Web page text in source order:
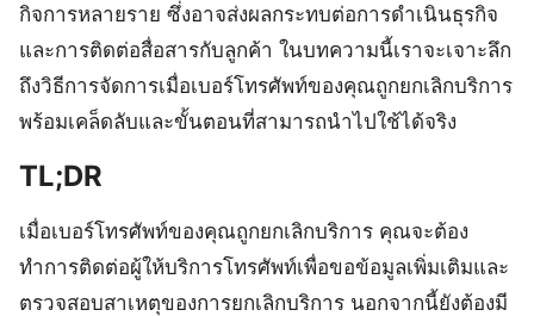
กิจการหลายราย ซึ่งอาจส่งผลกระทบต่อการดำเนินธุรกิจ
และการติดต่อสื่อสารกับลูกค้า ในบทความนี้เราจะเจาะลึก
ถึงวิธีการจัดการเมื่อเบอร์โทรศัพท์ของคุณถูกยกเลิกบริการ
พร้อมเคล็ดลับและขั้นตอนที่สามารถนำไปใช้ได้จริง
TL;DR
เมื่อเบอร์โทรศัพท์ของคุณถูกยกเลิกบริการ คุณจะต้อง
ทำการติดต่อผู้ให้บริการโทรศัพท์เพื่อขอข้อมูลเพิ่มเติมและ
ตรวจสอบสาเหตุของการยกเลิกบริการ นอกจากนี้ยังต้องมี